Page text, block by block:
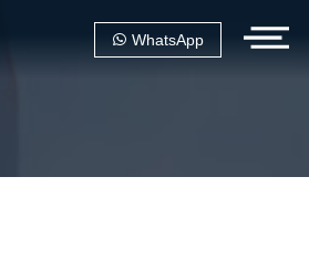
WhatsApp